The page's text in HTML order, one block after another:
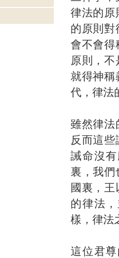
律法的原
的原則對
會不會得
原則，
就得神稱
代，律法
雖然律法
反而這
誡命沒
裏，我們
國裏，
的律法
樣，律法
這位君